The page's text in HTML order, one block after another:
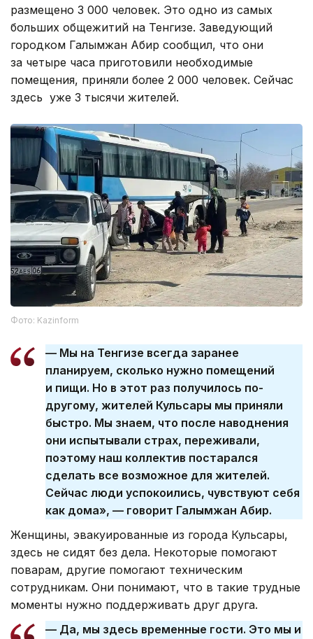
размещено 3 000 человек. Это одно из самых
больших общежитий на Тенгизе. Заведующий
городком Галымжан Абир сообщил, что они
за четыре часа приготовили необходимые
помещения, приняли более 2 000 человек. Сейчас
здесь уже 3 тысячи жителей.
Фото: Kazinform
— Мы на Тенгизе всегда заранее
планируем, сколько нужно помещений
и пищи. Но в этот раз получилось по-
другому, жителей Кульсары мы приняли
быстро. Мы знаем, что после наводнения
они испытывали страх, переживали,
поэтому наш коллектив постарался
сделать все возможное для жителей.
Сейчас люди успокоились, чувствуют себя
как дома», — говорит Галымжан Абир.
Женщины, эвакуированные из города Кульсары,
здесь не сидят без дела. Некоторые помогают
поварам, другие помогают техническим
сотрудникам. Они понимают, что в такие трудные
моменты нужно поддерживать друг друга.
— Да, мы здесь временные гости. Это мы и